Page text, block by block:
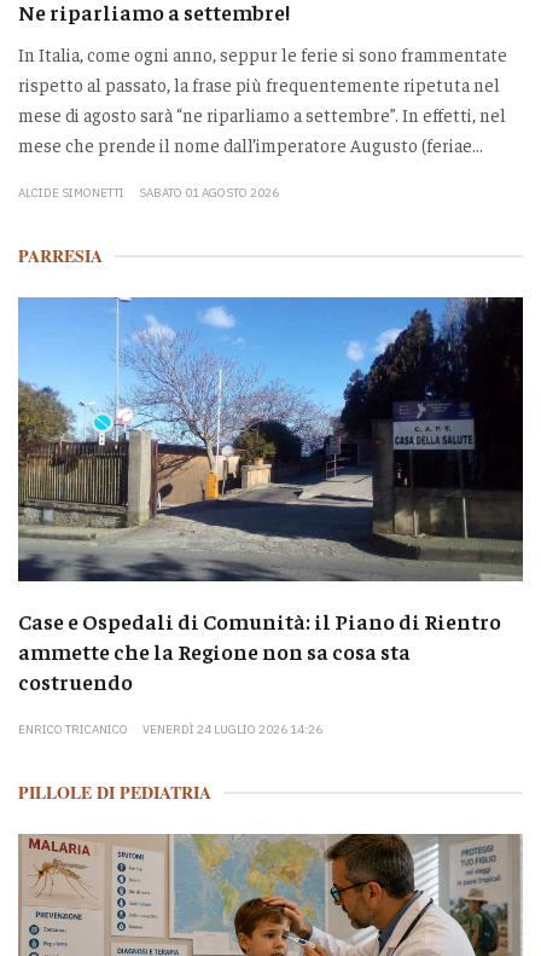
Ne riparliamo a settembre!
In Italia, come ogni anno, seppur le ferie si sono frammentate
rispetto al passato, la frase più frequentemente ripetuta nel
mese di agosto sarà “ne riparliamo a settembre”. In effetti, nel
mese che prende il nome dall’imperatore Augusto (feriae...
ALCIDE SIMONETTI SABATO 01 AGOSTO 2026
PARRESIA
Case e Ospedali di Comunità: il Piano di Rientro
ammette che la Regione non sa cosa sta
costruendo
ENRICO TRICANICO VENERDÌ 24 LUGLIO 2026 14:26
PILLOLE DI PEDIATRIA